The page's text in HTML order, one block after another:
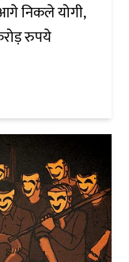
निकले योगी,
रुपये